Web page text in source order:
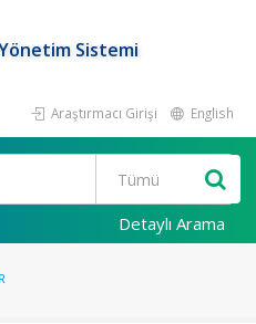
Sistemi
Araştırmacı Girişi English
Detaylı Arama